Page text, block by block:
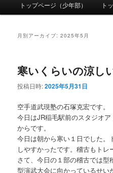
メ
コ
テ
ン
ツ
サ
ン
ン
ツ
へ
トップページ（少年部） ト
月別アーカイブ:2025年5月
寒いくらいの涼し
投稿日時:2025年5月31日
空手道武現塾の石塚克宏です。
今日はJR稲毛駅前のスタジオ
からです。
今日は朝から寒い１日でした
しやすかったです。稽古もトレ
さて、今日の１部の稽古では
型演武大会に向かっているせい